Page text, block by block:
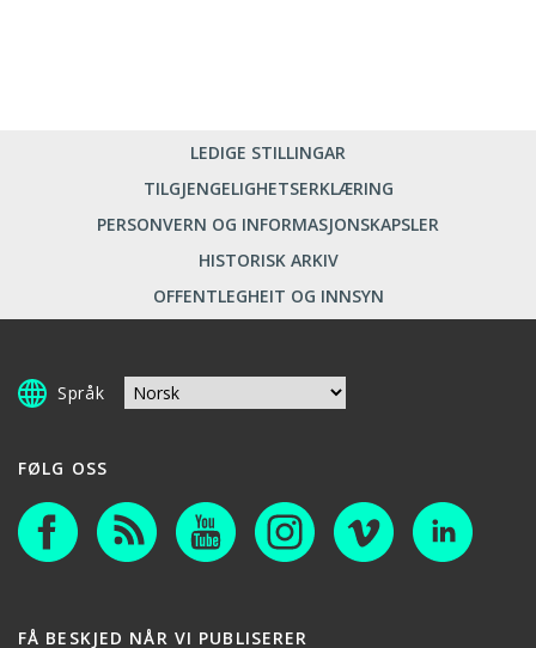
LEDIGE STILLINGAR
TILGJENGELIGHETSERKLÆRING
PERSONVERN OG INFORMASJONSKAPSLER
HISTORISK ARKIV
OFFENTLEGHEIT OG INNSYN
Språk
FØLG OSS
FÅ BESKJED NÅR VI PUBLISERER